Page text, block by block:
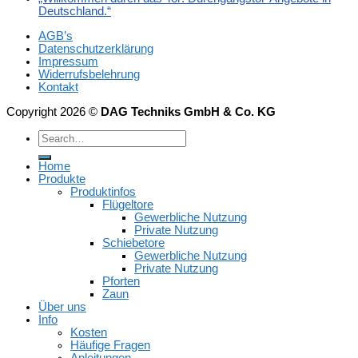
Deutschland.“
AGB’s
Datenschutzerklärung
Impressum
Widerrufsbelehrung
Kontakt
Copyright 2026 © DAG Techniks GmbH & Co. KG
Home
Produkte
Produktinfos
Flügeltore
Gewerbliche Nutzung
Private Nutzung
Schiebetore
Gewerbliche Nutzung
Private Nutzung
Pforten
Zaun
Über uns
Info
Kosten
Häufige Fragen